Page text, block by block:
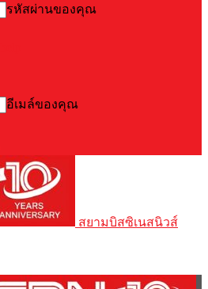
รหัสผ่านของคุณ
อีเมล์ของคุณ
สยามบิสซิเนสนิวส์